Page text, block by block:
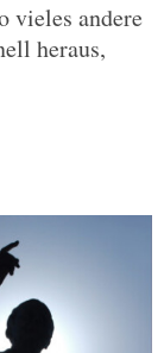
vieles andere
heraus,